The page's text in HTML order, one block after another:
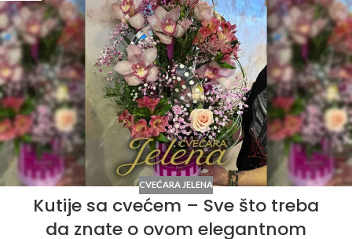
CVEĆARA JELENA
Kutije sa cvećem – Sve što treba
da znate o ovom elegantnom